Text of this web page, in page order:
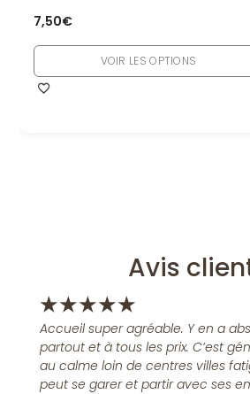
7,50€
VOIR LES OPTIONS
Avis
★★★★★
Accueil super agréable. Y en a
partout et à tous les prix. C’est
au calme loin de centres villes
peut se garer et partir avec ses